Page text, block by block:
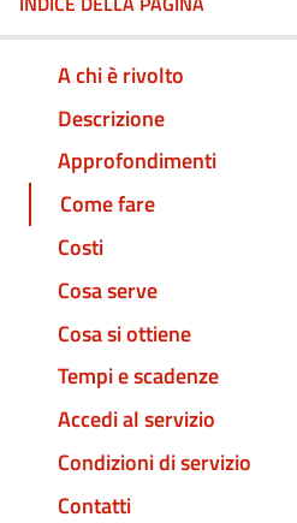
A chi è rivolto
Descrizione
Approfondimenti
Come fare
Costi
Cosa serve
Cosa si ottiene
Tempi e scadenze
Accedi al servizio
Condizioni di servizio
Contatti